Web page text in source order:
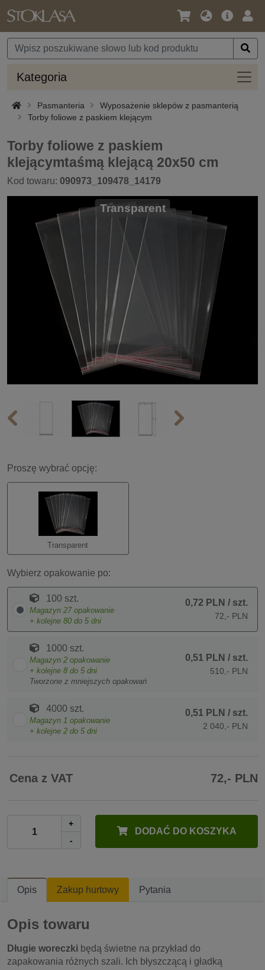
Język
Waluta
Oferta
Kategoria
Pasmanteria
Wyposażenie sklepów z pasmanterią
Torby foliowe z paskiem klejącym
Torby foliowe z paskiem
klejącymtaśmą klejącą 20x50 cm
Kod towaru: 090973_109478_14179
Transparent
Proszę wybrać opcję:
Transparent
Wybierz opakowanie po:
100 szt.
Magazyn 27 opakowanie
+ kolejne 80 do 5 dni
0,72 PLN / szt.
72,- PLN
1000 szt.
Magazyn 2 opakowanie
+ kolejne 8 do 5 dni
Tworzone z mniejszych opakowań
0,51 PLN / szt.
510,- PLN
4000 szt.
Magazyn 1 opakowanie
+ kolejne 2 do 5 dni
0,51 PLN / szt.
2 040,- PLN
Cena z VAT 72,- PLN
+
-
DODAĆ DO KOSZYKA
Opis Zakup hurtowy Pytania
Opis towaru
Długie woreczki będą świetne na przykład do
zapakowania różnych szali. Ich błyszczącą i gładką